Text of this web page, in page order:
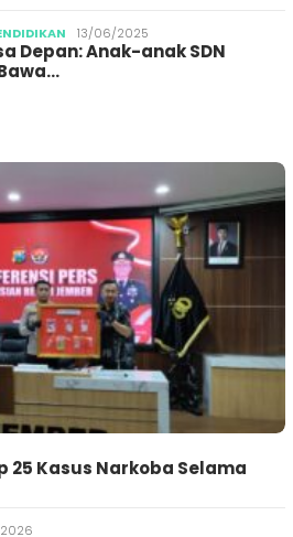
13/06/2025
Depan: Anak-anak SDN
25 Kasus Narkoba Selama